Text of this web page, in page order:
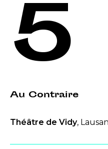
5
Au Contraire
Théâtre de Vidy,